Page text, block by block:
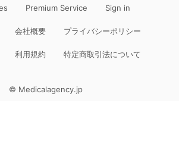
Premium Service Sign in
会社概要 プライバシーポリシー
利用規約 特定商取引法について
© Medicalagency.jp